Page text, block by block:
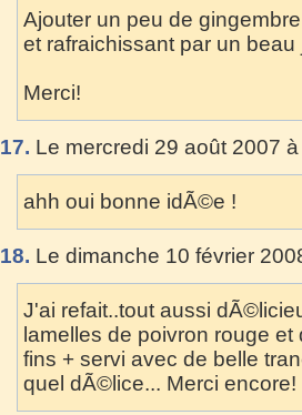
Ajouter un peu de
et rafraichissant par un
Merci!
17. Le mercredi 29 août 2007
ahh oui bonne idÃ©e !
18. Le dimanche 10 février
J'ai refait..tout aussi
lamelles de poivron rouge
fins + servi avec de belle
quel dÃ©lice... Merci encore!